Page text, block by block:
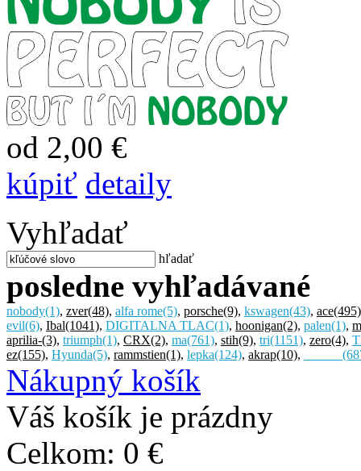
od 2,00 €
kúpiť detaily
Vyhľadať
hľadať
posledne vyhľadávané
nobody(1), zver(48), alfa rome(5), porsche(9), kswagen(43), ace(495)
evil(6), Ibal(1041), DIGITALNA TLAC(1), hoonigan(2), palen(1),
aprilia-(3), triumph(1), CRX(2), ma(761), stih(9), tri(1151), zero(4),
ez(155), Hyunda(5), rammstien(1), lepka(124), akrap(10),
Nákupný košík
Váš košík je prázdny
Celkom: 0 €